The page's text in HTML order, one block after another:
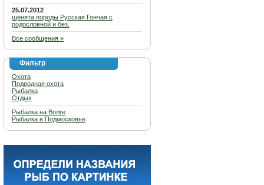
25.07.2012
щенята породы Русская Гончая с
родословной и без.
Все сообщения »
Фильтр
Охота
Подводная охота
Рыбалка
Отдых
Рыбалка на Волге
Рыбалка в Подмосковье